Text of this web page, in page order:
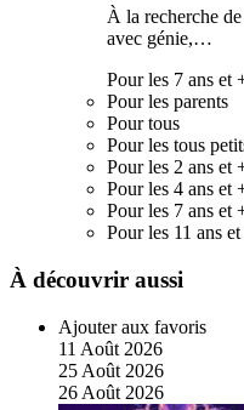
À la recherche
avec génie,…
Pour les 7 ans et
Pour les parents
Pour tous
Pour les tous
Pour les 2 ans et
Pour les 4 ans et
Pour les 7 ans et
Pour les 11 ans
À découvrir aussi
Ajouter aux favoris
11 Août 2026
25 Août 2026
26 Août 2026